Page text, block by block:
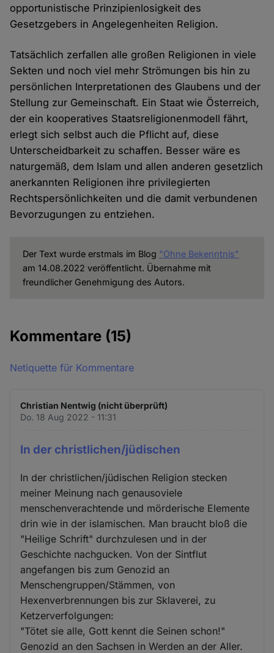
opportunistische Prinzipienlosigkeit des
Gesetzgebers in Angelegenheiten Religion.
Tatsächlich zerfallen alle großen Religionen in viele
Sekten und noch viel mehr Strömungen bis hin zu
persönlichen Interpretationen des Glaubens und der
Stellung zur Gemeinschaft. Ein Staat wie Österreich,
der ein kooperatives Staatsreligionenmodell fährt,
erlegt sich selbst auch die Pflicht auf, diese
Unterscheidbarkeit zu schaffen. Besser wäre es
naturgemäß, dem Islam und allen anderen gesetzlich
anerkannten Religionen ihre privilegierten
Rechtspersönlichkeiten und die damit verbundenen
Bevorzugungen zu entziehen.
Der Text wurde erstmals im Blog "Ohne Bekenntnis"
am 14.08.2022 veröffentlicht. Übernahme mit
freundlicher Genehmigung des Autors.
Kommentare (15)
Netiquette für Kommentare
Christian Nentwig (nicht überprüft)
Do. 18 Aug 2022 - 11:31
In der christlichen/jüdischen
In der christlichen/jüdischen Religion stecken
meiner Meinung nach genausoviele
menschenverachtende und mörderische Elemente
drin wie in der islamischen. Man braucht bloß die
"Heilige Schrift" durchzulesen und in der
Geschichte nachgucken. Von der Sintflut
angefangen bis zum Genozid an
Menschengruppen/Stämmen, von
Hexenverbrennungen bis zur Sklaverei, zu
Ketzerverfolgungen:
"Tötet sie alle, Gott kennt die Seinen schon!"
Genozid an den Sachsen in Werden an der Aller.